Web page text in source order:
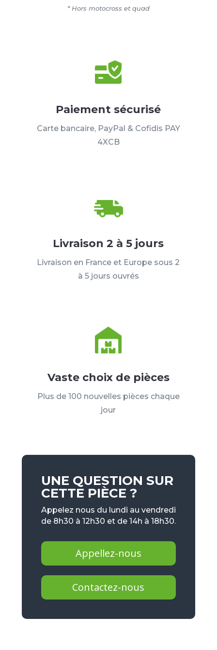
* Hors motocross et quad
Paiement sécurisé
Carte bancaire, PayPal & Cofidis PAY
4XCB
Livraison 2 à 5 jours
Livraison en France et Europe sous 2
à 5 jours ouvrés
Vaste choix de pièces
Plus de 100 nouvelles pièces chaque
jour
UNE QUESTION SUR
CETTE PIÈCE ?
Appelez nous du lundi au vendredi
de 8h30 à 12h30 et de 14h à 18h30.
Appellez-nous
Contactez-nous